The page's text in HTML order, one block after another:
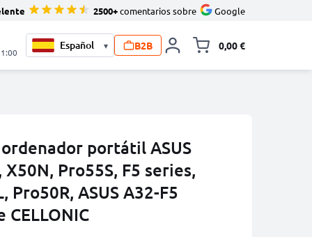
2500+comentarios sobre Google
▾ B2B 0,00 €
portátil ASUS
Pro55S, F5 series,
Pro50R, ASUS A32-F5